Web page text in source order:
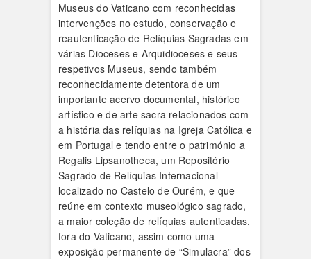
Museus do Vaticano com reconhecidas
intervenções no estudo, conservação e
reautenticação de Relíquias Sagradas em
várias Dioceses e Arquidioceses e seus
respetivos Museus, sendo também
reconhecidamente detentora de um
importante acervo documental, histórico
artístico e de arte sacra relacionados com
a história das relíquias na Igreja Católica e
em Portugal e tendo entre o património a
Regalis Lipsanotheca, um Repositório
Sagrado de Relíquias Internacional
localizado no Castelo de Ourém, e que
reúne em contexto museológico sagrado,
a maior coleção de relíquias autenticadas,
fora do Vaticano, assim como uma
exposição permanente de “Simulacra” dos